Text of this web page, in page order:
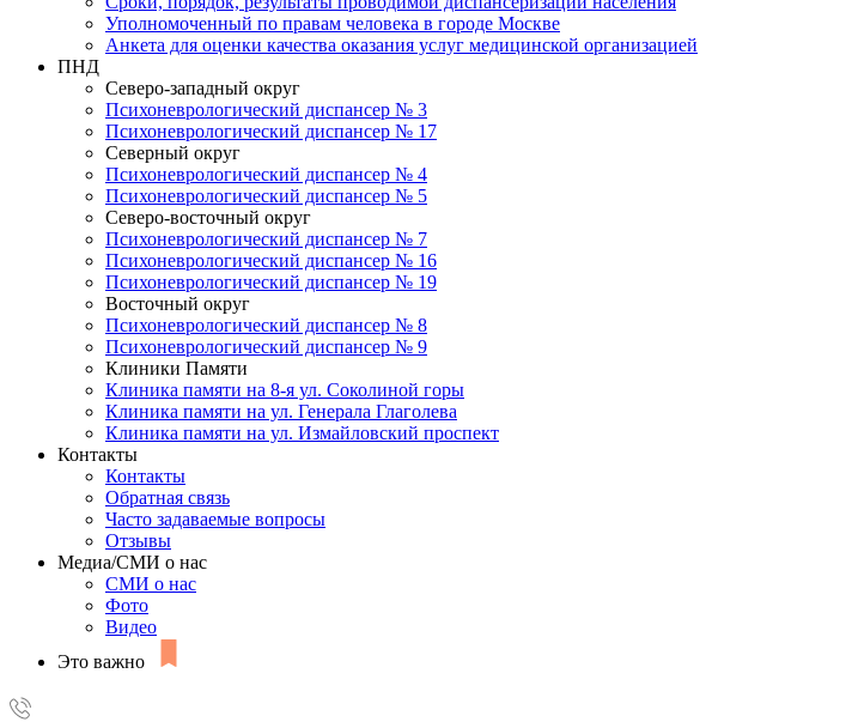
Уполномоченный по правам человека в городе Москве
Анкета для оценки качества оказания услуг медицинской организацией
ПНД
Северо-западный округ
Психоневрологический диспансер № 3
Психоневрологический диспансер № 17
Северный округ
Психоневрологический диспансер № 4
Психоневрологический диспансер № 5
Северо-восточный округ
Психоневрологический диспансер № 7
Психоневрологический диспансер № 16
Психоневрологический диспансер № 19
Восточный округ
Психоневрологический диспансер № 8
Психоневрологический диспансер № 9
Клиники Памяти
Клиника памяти на 8-я ул. Соколиной горы
Клиника памяти на ул. Генерала Глаголева
Клиника памяти на ул. Измайловский проспект
Контакты
Контакты
Обратная связь
Часто задаваемые вопросы
Отзывы
Медиа/СМИ о нас
СМИ о нас
Фото
Видео
Это важно